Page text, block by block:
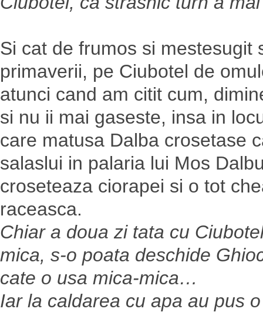
Si cat de frumos si mestesugit
primaverii, pe Ciubotel de
atunci cand am citit cum,
si nu ii mai gaseste, insa in
care matusa Dalba crosetase
salaslui in palaria lui Mos
croseteaza ciorapei si o tot
raceasca.
Chiar a doua zi tata cu
mica, s-o poata deschide
cate o usa mica-mica…
Iar la caldarea cu apa au pus